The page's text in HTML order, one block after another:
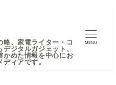
略、家電ライター・コ
ジタルガジェット、
かめた情報を中心にお
ディアです。
MENU